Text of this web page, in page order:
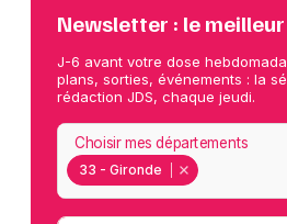
Newsletter : le
J-6 avant votre dose
plans, sorties, événements : la
rédaction JDS, chaque jeudi.
33 - Gironde
Choisir mes départements